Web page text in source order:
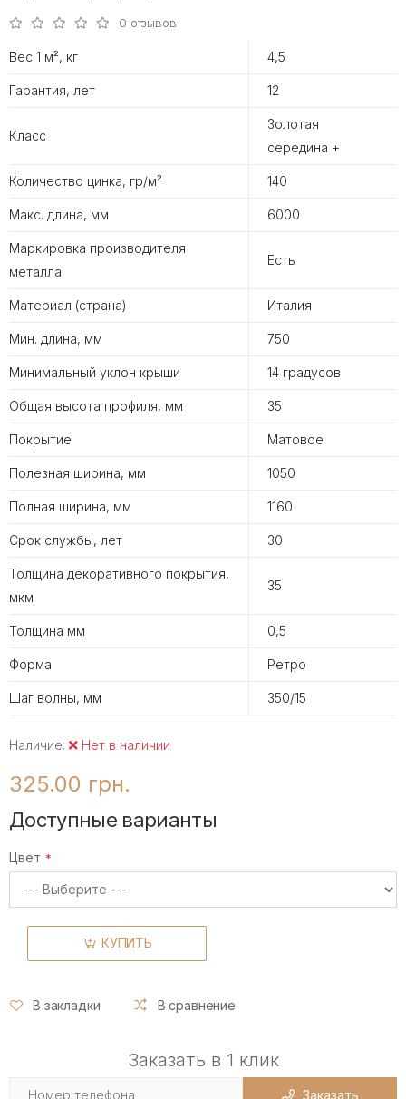
0 отзывов
Вес 1 м², кг 4,5
Гарантия, лет 12
Класс
Золотая
середина +
Количество цинка, гр/м² 140
Макс. длина, мм 6000
Маркировка производителя
металла
Есть
Материал (страна) Италия
Мин. длина, мм 750
Минимальный уклон крыши 14 градусов
Общая высота профиля, мм 35
Покрытие Матовое
Полезная ширина, мм 1050
Полная ширина, мм 1160
Срок службы, лет 30
Толщина декоративного покрытия,
мкм
35
Толщина мм 0,5
Форма Ретро
Шаг волны, мм 350/15
Наличие: Нет в наличии
325.00 грн.
Доступные варианты
Цвет
КУПИТЬ
В закладки В сравнение
Заказать в 1 клик
Заказать